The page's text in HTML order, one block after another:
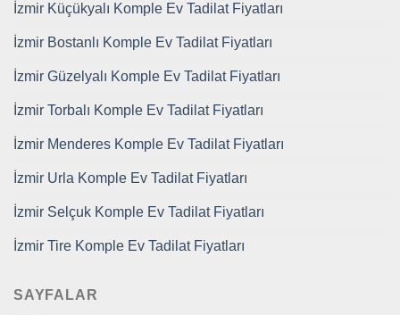
İzmir Küçükyalı Komple Ev Tadilat Fiyatları
İzmir Bostanlı Komple Ev Tadilat Fiyatları
İzmir Güzelyalı Komple Ev Tadilat Fiyatları
İzmir Torbalı Komple Ev Tadilat Fiyatları
İzmir Menderes Komple Ev Tadilat Fiyatları
İzmir Urla Komple Ev Tadilat Fiyatları
İzmir Selçuk Komple Ev Tadilat Fiyatları
İzmir Tire Komple Ev Tadilat Fiyatları
SAYFALAR